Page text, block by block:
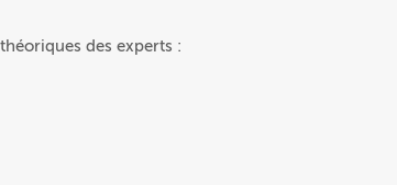
des experts :